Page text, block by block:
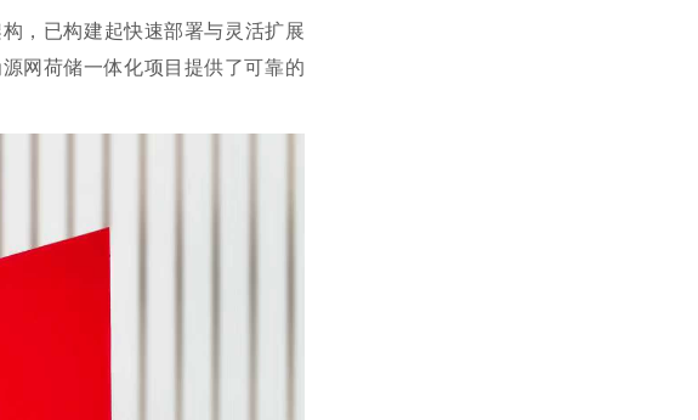
，已构建起快速部署与灵活扩展
网荷储一体化项目提供了可靠的